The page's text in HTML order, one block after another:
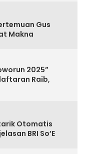
Gus
Makna
2025”
Raib,
Otomatis
BRI So’E